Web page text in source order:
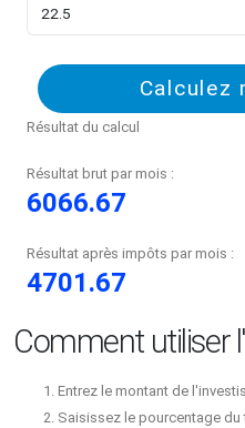
Calculez
Résultat du calcul
Résultat brut par mois :
6066.67
Résultat après impôts par mois :
4701.67
Comment utiliser
Entrez le montant de
Saisissez le pourcentage